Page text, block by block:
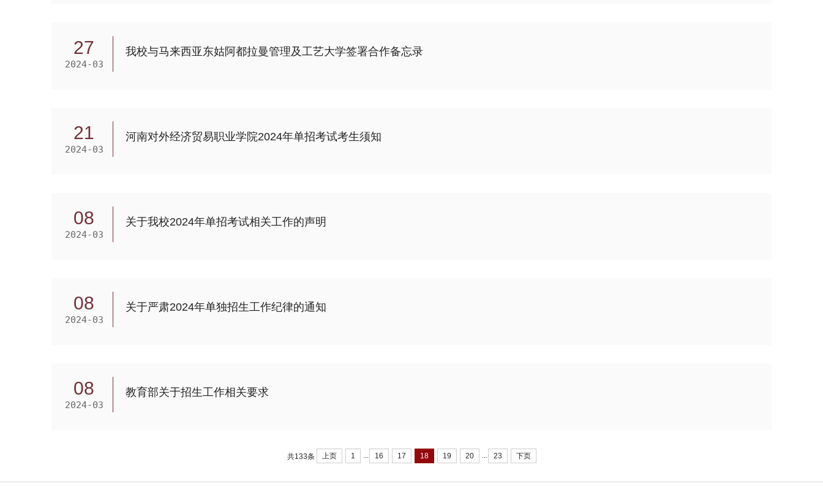
27
2024-03
我校与马来西亚东姑阿都拉曼管理及工艺大学签署合作备忘录
21
2024-03
河南对外经济贸易职业学院2024年单招考试考生须知
08
2024-03
关于我校2024年单招考试相关工作的声明
08
2024-03
关于严肃2024年单独招生工作纪律的通知
08
2024-03
教育部关于招生工作相关要求
共133条 上页 1 ... 16 17 18 19 20 ... 23 下页